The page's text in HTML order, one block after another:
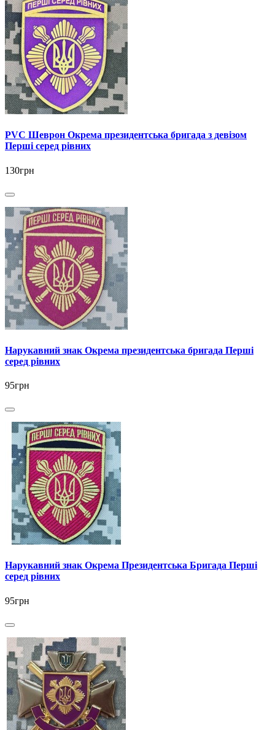
PVC Шеврон Окрема президентська бригада з девізом
Перші серед рівних
130грн
Нарукавний знак Окрема президентська бригада Перші
серед рівних
95грн
Нарукавний знак Окрема Президентська Бригада Перші
серед рівних
95грн